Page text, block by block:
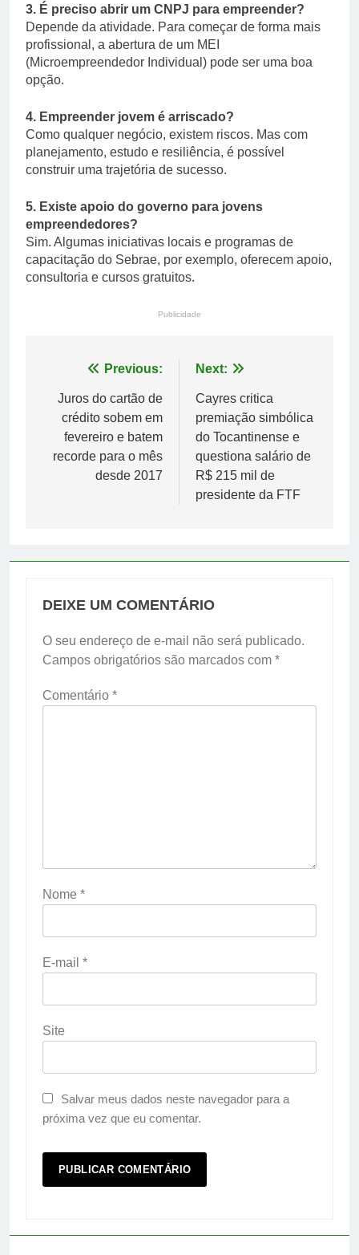
3. É preciso abrir um CNPJ para empreender?
Depende da atividade. Para começar de forma mais
profissional, a abertura de um MEI
(Microempreendedor Individual) pode ser uma boa
opção.
4. Empreender jovem é arriscado?
Como qualquer negócio, existem riscos. Mas com
planejamento, estudo e resiliência, é possível
construir uma trajetória de sucesso.
5. Existe apoio do governo para jovens
empreendedores?
Sim. Algumas iniciativas locais e programas de
capacitação do Sebrae, por exemplo, oferecem apoio,
consultoria e cursos gratuitos.
Publicidade
Navegação
de
Post
Previous:
Juros do cartão de
crédito sobem em
fevereiro e batem
recorde para o mês
desde 2017
Next:
Cayres critica
premiação simbólica
do Tocantinense e
questiona salário de
R$ 215 mil de
presidente da FTF
DEIXE UM COMENTÁRIO
O seu endereço de e-mail não será publicado.
Campos obrigatórios são marcados com *
Comentário *
Nome *
E-mail *
Site
Salvar meus dados neste navegador para a
próxima vez que eu comentar.